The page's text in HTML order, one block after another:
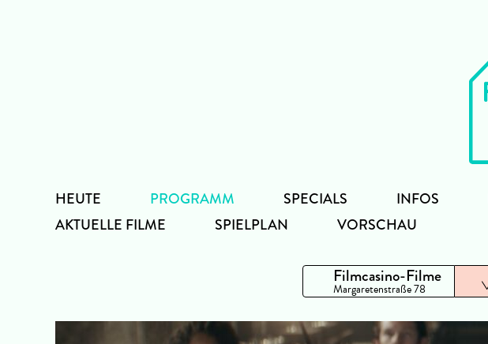
HEUTE
PROGRAMM
AKTUELLE FILME
SPIELPLAN VORSCHAU
SPECIALS INFOS
Filmcasino-Filme
Margaretenstraße 78